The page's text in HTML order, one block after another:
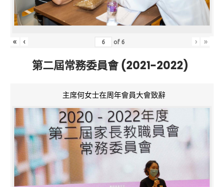
« ‹ of 6 › »
第二屆常務委員會 (2021-2022)
主席何女士在周年會員大會致辭